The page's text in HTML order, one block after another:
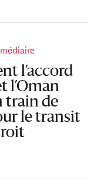
l’accord
l’Oman
train de
le transit